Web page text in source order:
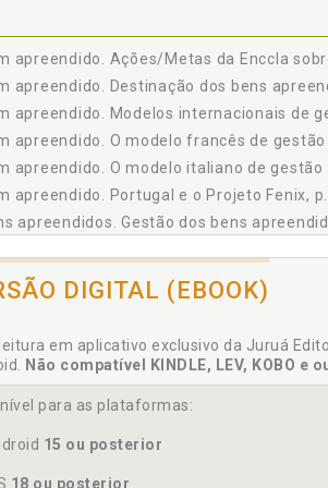
3.3.2 A Destinação dos Bens Apreendidos pela
3.3.3 A Destinação dos Bens Apreendidos pela
3.3.4 Outras Destinações Específicas, p. 138
PROPOSTAS DE NOVOS MODELOS DE
3.4.1 O Projeto de Lei 2.902/2011, p. 141
3.4.2 A Perda Alargada e a Ação Civil de
3.4.3 A Proposta de Instituição de Agências
p. 167
apreendido. Ações/Metas da Enccla
apreendido. Destinação dos bens
apreendido. Modelos internacionais de
apreendido. O modelo francês de gestão
apreendido. O modelo italiano de gestão
apreendido. Portugal e o Projeto Fenix,
apreendidos. Gestão dos bens
Comisión Interamericana para el
à criminalidade. Novas
jurídica internacional para
Destinação dos bens apreendidos em
DIGITAL (EBOOK)
em aplicativo exclusivo da Juruá
Não compatível KINDLE, LEV, KOBO e
para as plataformas:
15 ou posterior
18 ou posterior